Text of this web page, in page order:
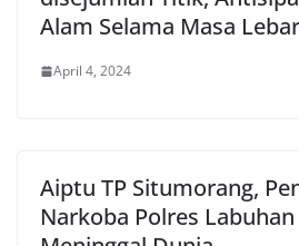
Alam Selama Masa
April 4, 2024
Aiptu TP Situmorang,
Narkoba Polres